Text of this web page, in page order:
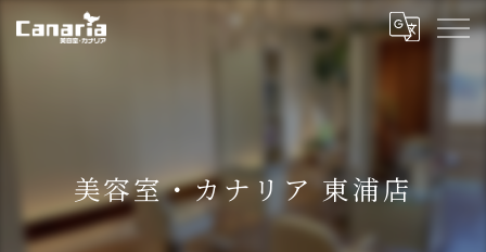
美容室・カナリア 東浦店